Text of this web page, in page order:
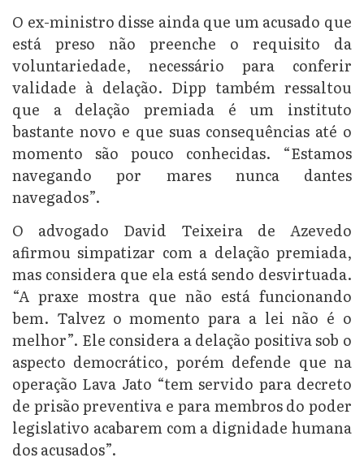
O ex-ministro disse ainda que um acusado que
está preso não preenche o requisito da
voluntariedade, necessário para conferir
validade à delação. Dipp também ressaltou
que a delação premiada é um instituto
bastante novo e que suas consequências até o
momento são pouco conhecidas. “Estamos
navegando por mares nunca dantes
navegados”.
O advogado David Teixeira de Azevedo
afirmou simpatizar com a delação premiada,
mas considera que ela está sendo desvirtuada.
“A praxe mostra que não está funcionando
bem. Talvez o momento para a lei não é o
melhor”. Ele considera a delação positiva sob o
aspecto democrático, porém defende que na
operação Lava Jato “tem servido para decreto
de prisão preventiva e para membros do poder
legislativo acabarem com a dignidade humana
dos acusados”.